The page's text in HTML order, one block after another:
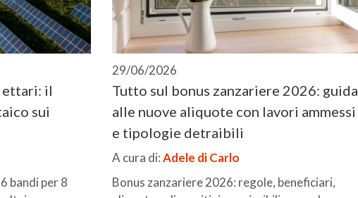
ettari: il
sui
bandi per 8
29/06/2026
Tutto sul bonus zanzariere 2026: guida
alle nuove aliquote con lavori ammessi
e tipologie detraibili
A cura di:Adele di Carlo
Bonus zanzariere 2026: regole, beneficiari,